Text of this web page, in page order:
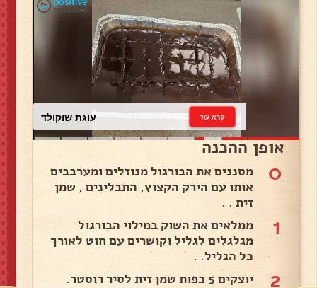
עוגת שוקולד קרא עוד
אופן ההכנה
0
מסננים את הבורגול מנוזלים ומערבבים
אותו עם הירק הקצוץ, התבלינים , שמן
זית . .
1
ממלאים את השוק במילוי הבורגול
מגלגלים לגליל וקושרים עם חוט לאורך
כל הגליל. .
2
יוצקים 5 כפות שמן זית לסיר רוסטר.